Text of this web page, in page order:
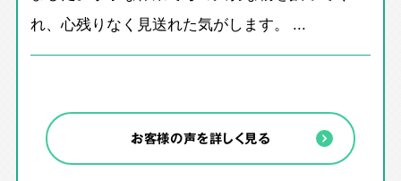
れ、心残りなく見送れた気がします。 ...
お客様の声を詳しく見る